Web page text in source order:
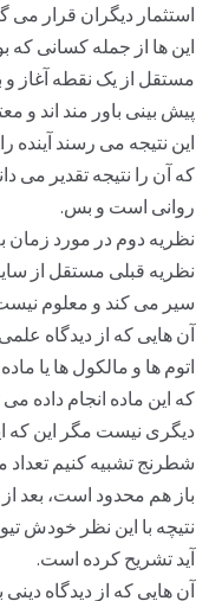
استثمار دیگران قرار می
این ها از جمله کسانی
مستقل از یک نقطه آغاز و
پیش بینی باور مند اند و
این نتیجه می رسند آینده
که آن را نتیجه تقدیر می
روانی است و بس.
نظریه دوم در مورد زمان
نظریه قبلی مستقل از
سیر می کند و معلوم نیست
آن هایی که از دیدگاه
اتوم ها و مالکول ها یا
که این ماده انجام داده
دیگری نیست مگر این که
شطرنج تشبیه کنیم تعداد
باز هم محدود است، بعد
نتیچه با این نظر خودش
آید تشریح کرده است.
آن هایی که از دیدگاه